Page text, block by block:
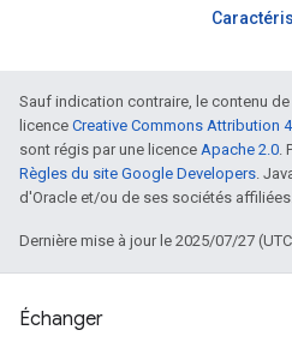
Sauf indication contraire, le contenu
licence Creative Commons Attribution
sont régis par une licence Apache 2.0
Règles du site Google Developers .
d'Oracle et/ou de ses sociétés affiliées.
Dernière mise à jour le 2025/07/27
Échanger